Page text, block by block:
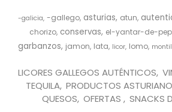
-galicia -gallego asturias atun
chorizo conservas el-yantar-de-
garbanzos jamon lata licor lomo
LICORES GALLEGOS AUTÉNTICOS
TEQUILA PRODUCTOS
QUESOS OFERTAS SNACKS